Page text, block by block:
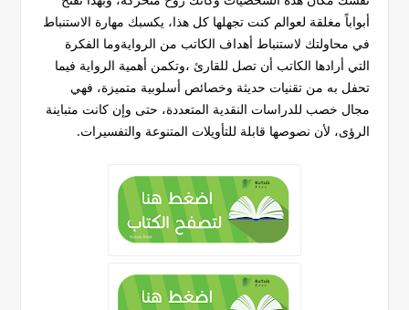
أبواباً مغلقة لعوالم كنت تجهلها كل هذا، يكسبك مهارة الاستنباط
في محاولتك لاستنباط أهداف الكاتب من الروايةوما الفكرة
التي أرادها الكاتب أن تصل للقارئ ،وتكمن أهمية الرواية فيما
تحفل به من تقنيات حديثة وخصائص أسلوبية متميزة، فهي
مجال خصب للدراسات النقدية المتعددة، حتى وإن كانت متباينة
الرؤى، لأن نصوصها قابلة للتأويلات المتنوعة والتفسيرات.